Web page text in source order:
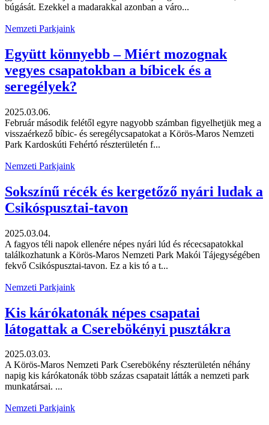
búgását. Ezekkel a madarakkal azonban a váro...
Nemzeti Parkjaink
Együtt könnyebb – Miért mozognak
vegyes csapatokban a bíbicek és a
seregélyek?
2025.03.06.
Február második felétől egyre nagyobb számban figyelhetjük meg a
visszaérkező bíbic- és seregélycsapatokat a Körös-Maros Nemzeti
Park Kardoskúti Fehértó részterületén f...
Nemzeti Parkjaink
Sokszínű récék és kergetőző nyári ludak a
Csikóspusztai-tavon
2025.03.04.
A fagyos téli napok ellenére népes nyári lúd és récecsapatokkal
találkozhatunk a Körös-Maros Nemzeti Park Makói Tájegységében
fekvő Csikóspusztai-tavon. Ez a kis tó a t...
Nemzeti Parkjaink
Kis kárókatonák népes csapatai
látogattak a Cserebökényi pusztákra
2025.03.03.
A Körös-Maros Nemzeti Park Cserebökény részterületén néhány
napig kis kárókatonák több százas csapatait látták a nemzeti park
munkatársai. ...
Nemzeti Parkjaink